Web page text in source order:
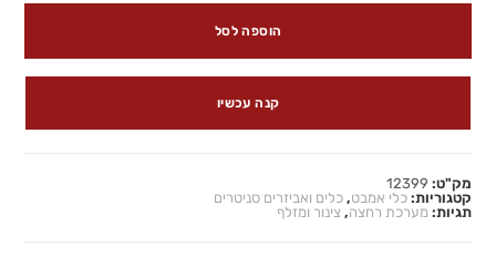
הוספה לסל
קנה עכשיו
מק"ט: 12399
קטגוריות:כלי אמבט,כלים ואביזרים סניטרים
תגיות: מערכת רחצה, צינור ומזלף